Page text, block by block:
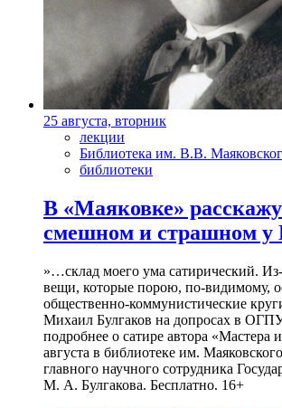
25 августа, вторник
лекции
Библиотека им. В.В.
библиотеки
В «Маяковке»
смешном и страшном у
»…склад моего ума сатирический.
вещи, которые порою, по-видимому,
общественно-коммунистические
Михаил Булгаков на допросах в
подробнее о сатире автора «Мастера
августа в библиотеке им.
главного научного сотрудника
М. А. Булгакова. Бесплатно. 16+